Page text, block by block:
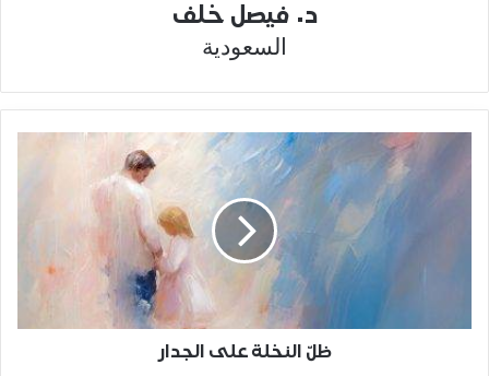
د. فيصل خلف
السعودية
ظلّ النخلة على الجدار